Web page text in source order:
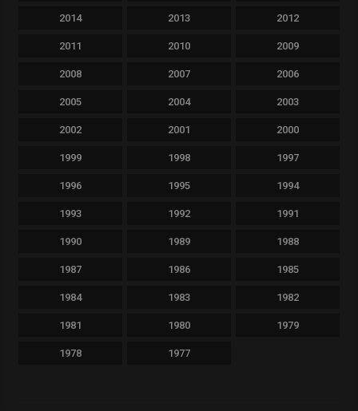
2014 2013 2012
2011 2010 2009
2008 2007 2006
2005 2004 2003
2002 2001 2000
1999 1998 1997
1996 1995 1994
1993 1992 1991
1990 1989 1988
1987 1986 1985
1984 1983 1982
1981 1980 1979
1978 1977